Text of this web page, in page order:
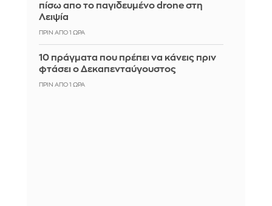
πίσω απο το παγιδευμένο drone στη
Λειψία
ΠΡΙΝ ΑΠΌ 1 ΏΡΑ
10 πράγματα που πρέπει να κάνεις πριν
φτάσει ο Δεκαπενταύγουστος
ΠΡΙΝ ΑΠΌ 1 ΏΡΑ